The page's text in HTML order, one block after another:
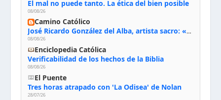
El mal no puede tanto. La ética del bien posible
08/08/26
Camino Católico
José Ricardo González del Alba, artista sacro: «Yo oro, hablo con Dios, le pido al Espíritu Santo su inspiración y siempre pinto rezando el rosario para que sea Él quien actúe a través de mis manos»
08/08/26
Enciclopedia Católica
Verificabilidad de los hechos de la Biblia
08/08/26
El Puente
Tres horas atrapado con 'La Odisea' de Nolan
28/07/26